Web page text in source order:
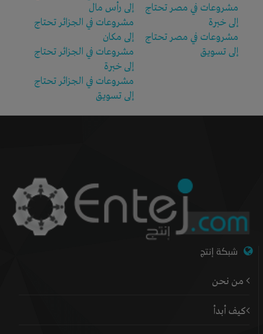
مشروعات في مصر تحتاج
إلى خبرة
مشروعات في مصر تحتاج
إلى تسويق
إلى رأس مال
مشروعات في الجزائر تحتاج
إلى مكان
مشروعات في الجزائر تحتاج
إلى خبرة
مشروعات في الجزائر تحتاج
إلى تسويق
شبكة إنتج
من نحن
كيف أبدأ